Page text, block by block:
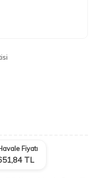
Fiyatı
TL